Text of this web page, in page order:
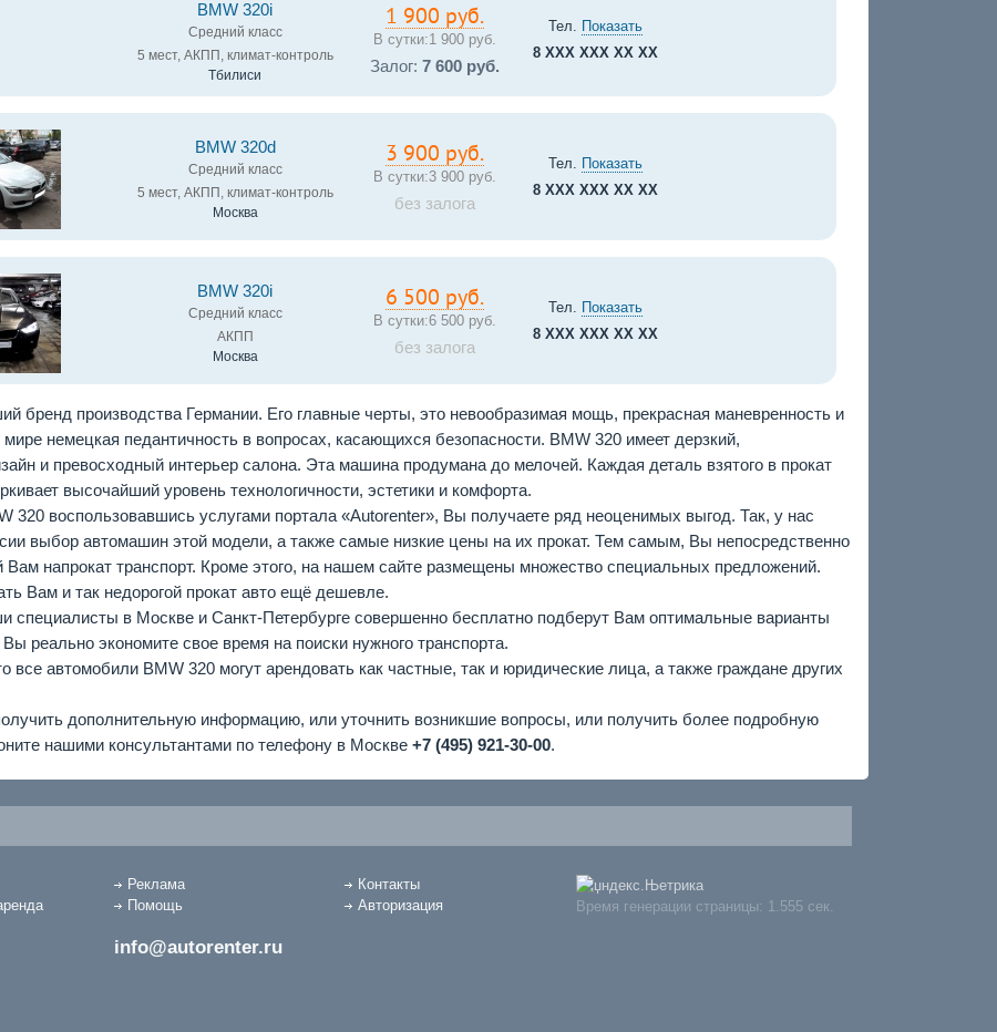
BMW 320i
Средний класс
5 мест, АКПП, климат-контроль
Тбилиси
1 900 руб.
В сутки:1 900 руб.
Залог:7 600 руб.
Тел. Показать
8 XXX XXX XX XX
BMW 320d
Средний класс
5 мест, АКПП, климат-контроль
Москва
3 900 руб.
В сутки:3 900 руб.
без залога
Тел. Показать
8 XXX XXX XX XX
BMW 320i
Средний класс
АКПП
Москва
6 500 руб.
В сутки:6 500 руб.
без залога
Тел. Показать
8 XXX XXX XX XX
бренд производства Германии. Его главные черты, это невообразимая мощь, прекрасная маневренность и
мире немецкая педантичность в вопросах, касающихся безопасности. BMW 320 имеет дерзкий,
и превосходный интерьер салона. Эта машина продумана до мелочей. Каждая деталь взятого в прокат
высочайший уровень технологичности, эстетики и комфорта.
320 воспользовавшись услугами портала «Autorenter», Вы получаете ряд неоценимых выгод. Так, у нас
выбор автомашин этой модели, а также самые низкие цены на их прокат. Тем самым, Вы непосредственно
напрокат транспорт. Кроме этого, на нашем сайте размещены множество специальных предложений.
Вам и так недорогой прокат авто ещё дешевле.
специалисты в Москве и Санкт-Петербурге совершенно бесплатно подберут Вам оптимальные варианты
реально экономите свое время на поиски нужного транспорта.
все автомобили BMW 320 могут арендовать как частные, так и юридические лица, а также граждане других
дополнительную информацию, или уточнить возникшие вопросы, или получить более подробную
нашими консультантами по телефону в Москве +7 (495) 921-30-00.
Реклама
Контакты
Помощь Авторизация
info@autorenter.ru
Время генерации страницы: 1.555 сек.